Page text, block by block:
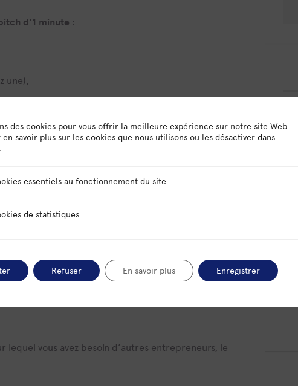
d’1 minute :
une),
la semaine (qui sert d’exemple)
en relation avec monsieur Y, DG de la société X; je
des résultats. Il est important que chaque
pour les avoir bien en tête.
lequel vous avez besoin d’autres entrepreneurs, le
des cookies pour vous offrir la meilleure expérience sur notre site Web.
en savoir plus sur les cookies que nous utilisons ou les désactiver dans
au fonctionnement du site
essentiels au fonctionnement du site
statistiques
de statistiques
Refuser En savoir plus Enregistrer